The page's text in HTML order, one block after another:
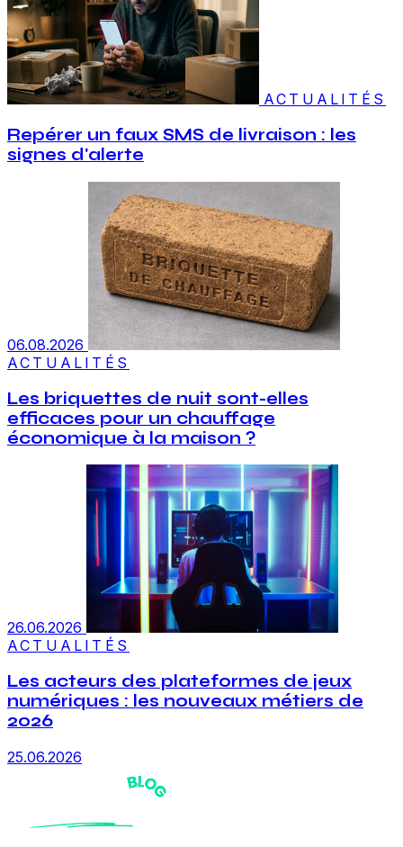
ACTUALITÉS
Repérer un faux SMS de livraison : les
signes d'alerte
06.08.2026
ACTUALITÉS
Les briquettes de nuit sont-elles
efficaces pour un chauffage
économique à la maison ?
26.06.2026
ACTUALITÉS
Les acteurs des plateformes de jeux
numériques : les nouveaux métiers de
2026
25.06.2026